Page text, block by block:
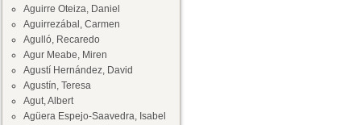
Aguirre Oteiza, Daniel
Aguirrezábal, Carmen
Agulló, Recaredo
Agur Meabe, Miren
Agustí Hernández, David
Agustín, Teresa
Agut, Albert
Agüera Espejo-Saavedra, Isabel